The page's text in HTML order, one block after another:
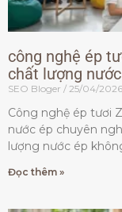
công nghệ ép
chất lượng
SEO Bloger 25/04/2026
Công nghệ ép tươi
nước ép chuyên
lượng nước ép
Đọc thêm »